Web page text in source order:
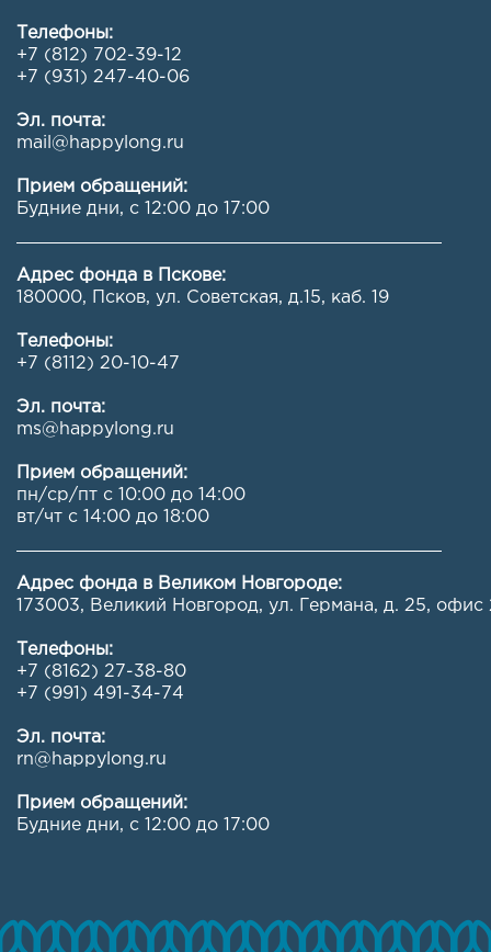
Телефоны:
+7 (812) 702-39-12
+7 (931) 247-40-06
Эл. почта:
mail@happylong.ru
Прием обращений:
Будние дни, с 12:00 до 17:00
Адрес фонда в Пскове:
180000, Псков, ул. Советская, д.15, каб. 19
Телефоны:
+7 (8112) 20-10-47
Эл. почта:
ms@happylong.ru
Прием обращений:
пн/ср/пт с 10:00 до 14:00
вт/чт с 14:00 до 18:00
Адрес фонда в Великом Новгороде:
173003, Великий Новгород, ул. Германа, д. 25, офис
Телефоны:
+7 (8162) 27-38-80
+7 (991) 491-34-74
Эл. почта:
rn@happylong.ru
Прием обращений:
Будние дни, с 12:00 до 17:00